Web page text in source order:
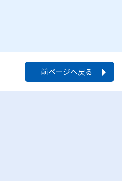
前ページへ戻る